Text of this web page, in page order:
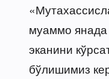
муаммо янада
эканини
бўлишимиз